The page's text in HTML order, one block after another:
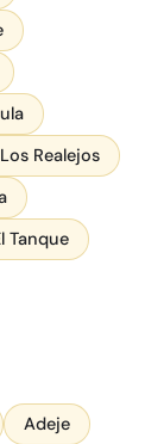
Los Realejos
Tanque
Adeje